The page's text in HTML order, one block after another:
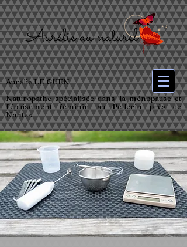
Aurélie LE GUEN
Naturopathe spécialisée dans la ménopause et
l’épuisement féminin au Pellerin près de
Nantes